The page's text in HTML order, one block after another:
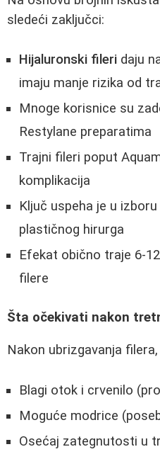
sledeći zaključci:
Hijaluronski fileri daju
imaju manje rizika od
Mnoge korisnice su
Restylane preparatima
Trajni fileri poput
komplikacija
Ključ uspeha je u
plastičnog hirurga
Efekat obično traje 6-
filere
Šta očekivati nakon
Nakon ubrizgavanja
Blagi otok i crvenilo
Moguće modrice
Osećaj zategnutosti u